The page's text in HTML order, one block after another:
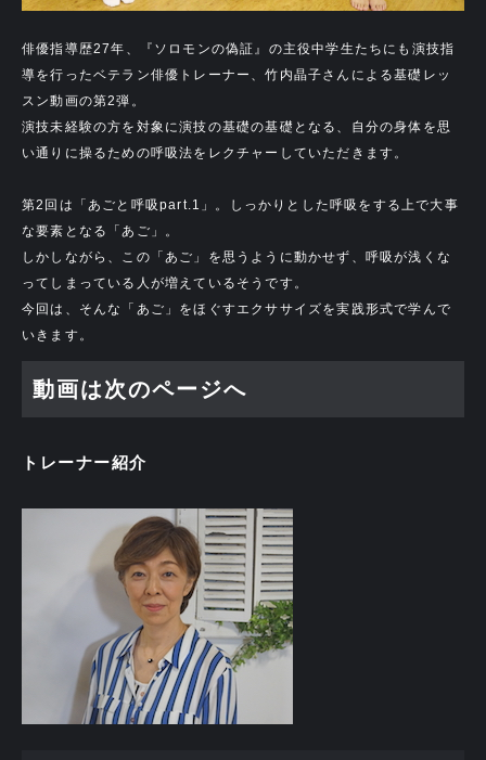
俳優指導歴27年、『ソロモンの偽証』の主役中学生たちにも演技指
導を行ったベテラン俳優トレーナー、竹内晶子さんによる基礎レッ
スン動画の第2弾。
演技未経験の方を対象に演技の基礎の基礎となる、自分の身体を思
い通りに操るための呼吸法をレクチャーしていただきます。
第2回は「あごと呼吸part.1」。しっかりとした呼吸をする上で大事
な要素となる「あご」。
しかしながら、この「あご」を思うように動かせず、呼吸が浅くな
ってしまっている人が増えているそうです。
今回は、そんな「あご」をほぐすエクササイズを実践形式で学んで
いきます。
動画は次のページへ
トレーナー紹介